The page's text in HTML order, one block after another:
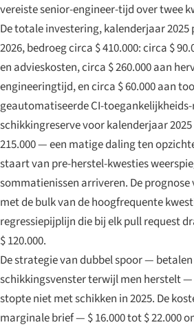
vereiste senior-engineer-tijd over twee
De totale investering, kalenderjaar 2025
2026, bedroeg circa $ 410.000: circa $
en advieskosten, circa $ 260.000 aan
engineeringtijd, en circa $ 60.000 aan
geautomatiseerde CI-
schikkingreserve voor kalenderjaar
215.000 — een matige daling ten
staart van pre-herstel-kwesties
sommatienissen arriveren. De
met de bulk van de hoogfrequente
regressiepijplijn die bij elk pull request
$ 120.000.
De strategie van dubbel spoor —
schikkingsvenster terwijl men herstelt —
stopte niet met schikken in 2025. De
marginale brief — $ 16.000 tot $ 22.000